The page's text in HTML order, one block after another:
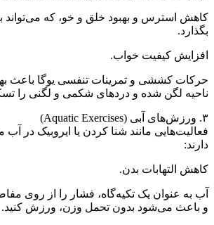
کاهش استرس و بهبود خلق و خو، که می‌تواند
بگذارد.
افزایش کیفیت خواب.
حرکات کششی و تمرینات تنفسی یوگا باعث
ناحیه لگن شده و دردهای شکمی و لگنی را
۳. ورزش‌های آبی (Aquatic Exercises)
فعالیت‌هایی مانند شنا کردن یا ایروبیک در آب
دارند:
کاهش التهابات بدن.
آب به عنوان یک تکیه‌گاه، فشار را از روی
و باعث می‌شود بدون تحمل وزن، ورزش کنید.